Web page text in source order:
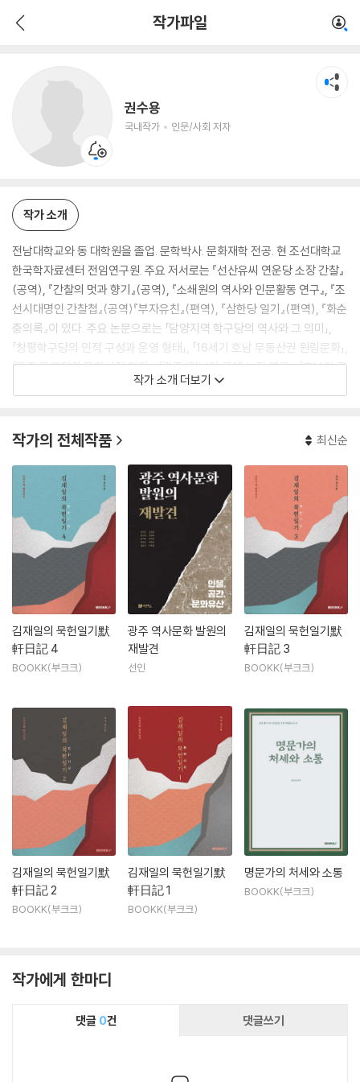
작가파일
권수용
국내작가 인문/사회 저자
인문/사회 저자
작가 소개
전남대학교와 동 대학원을 졸업. 문학박사. 문화재학 전공. 현 조선대학교
한국학자료센터 전임연구원. 주요 저서로는 『선산유씨 연운당 소장 간찰』
(공역), 『간찰의 멋과 향기』(공역), 『소쇄원의 역사와 인문활동 연구』, 『조
선시대명인 간찰첩』(공역)『부자유친』(편역), 『삼한당 일기』(편역), 『화순
충의록』이 있다. 주요 논문으로는 「담양지역 학구당의 역사와 그 의미」,
「창평학구당의 인적 구성과 운영 형태」, 「16세기 호남 무등산권 원림문화」,
「광주 풍영정의 문화사적 의의」, 「광주/전남의 근대 누정 연구」, 「호남의 근
대 누정 작가?작품 연구」, 「해남윤씨 문중 문헌록 연구」, 「화순 물염정과 적
경의문대」, 「19세기 해남 향리 정우형의 수신간찰 연구」이 있다.
작가 소개 더보기
작가의 전체작품 최신순
김재일의 묵헌일기默
軒日記 4
BOOKK(부크크)
광주 역사문화 발원의
재발견
선인
김재일의 묵헌일기默
軒日記 3
BOOKK(부크크)
김재일의 묵헌일기默
軒日記 2
BOOKK(부크크)
김재일의 묵헌일기默
軒日記 1
BOOKK(부크크)
명문가의 처세와 소통
BOOKK(부크크)
작가에게 한마디
댓글 0건 댓글쓰기